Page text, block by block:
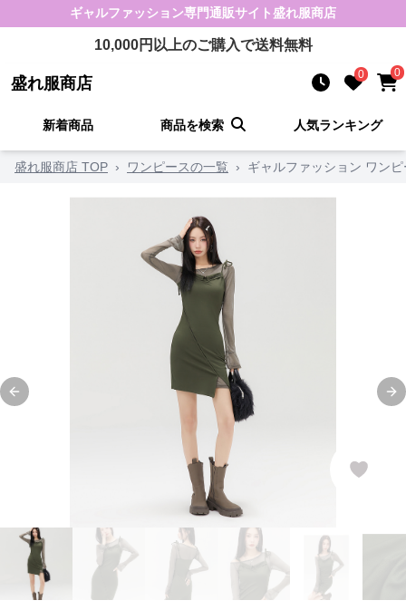
ギャルファッション専門通販サイト盛れ服商店
10,000円以上のご購入で送料無料
盛れ服商店 0 0
新着商品 商品を検索 人気ランキング
盛れ服商店 TOP › ワンピースの一覧 › ギャルファッション ワン
Previous slide